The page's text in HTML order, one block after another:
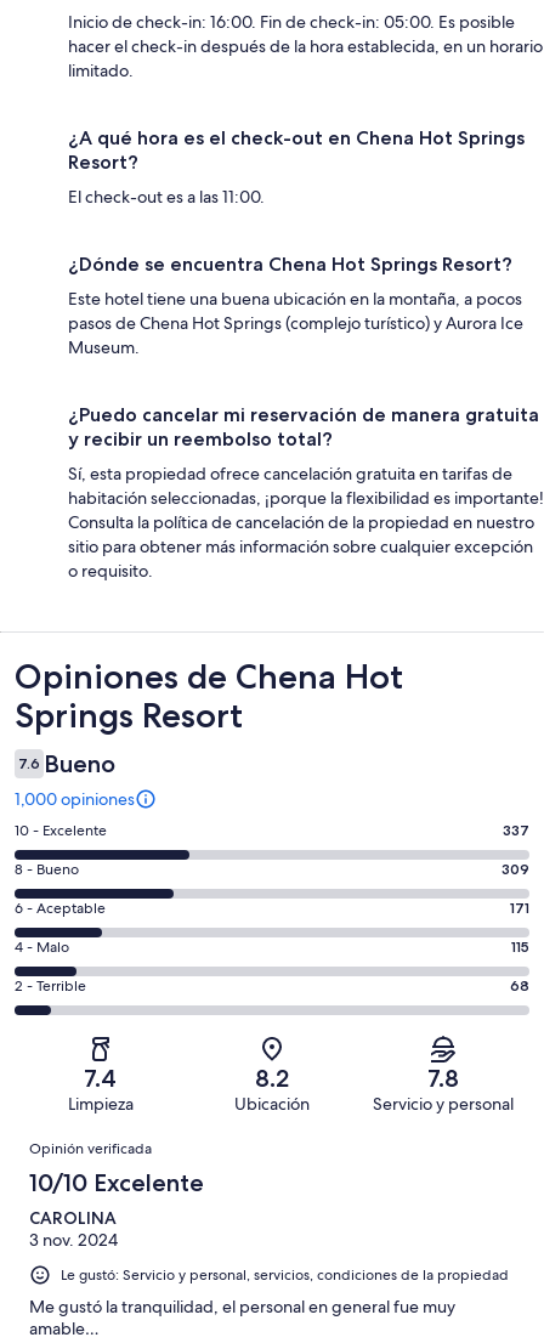
Inicio de check-in: 16:00. Fin de check-in: 05:00. Es posible
hacer el check-in después de la hora establecida, en un horario
limitado.
¿A qué hora es el check-out en Chena Hot Springs
Resort?
El check-out es a las 11:00.
¿Dónde se encuentra Chena Hot Springs Resort?
Este hotel tiene una buena ubicación en la montaña, a pocos
pasos de Chena Hot Springs (complejo turístico) y Aurora Ice
Museum.
¿Puedo cancelar mi reservación de manera gratuita
y recibir un reembolso total?
Sí, esta propiedad ofrece cancelación gratuita en tarifas de
habitación seleccionadas, ¡porque la flexibilidad es importante!
Consulta la política de cancelación de la propiedad en nuestro
sitio para obtener más información sobre cualquier excepción
o requisito.
Opiniones
Opiniones de Chena Hot
Springs Resort
7.6 Bueno
1,000 opiniones
Puntuación
de
10,
es
decir,
Excelente.
Basada
en
opiniones
10 - Excelente 337
Puntuación
de
8,
es
decir,
Bueno.
opiniones
8 - Bueno 309
Puntuación
de
6,
es
decir,
Aceptable.
de
1000
opiniones
6 - Aceptable 171
Puntuación
de
4,
Basada
115
de
opiniones
4 - Malo 115
Puntuación
de
Terrible.
Basada
68
de
1000
opiniones
2 - Terrible 68
7.4
Limpieza
8.2
Ubicación
7.8
Servicio y personal
Opiniones
Opinión verificada
10/10 Excelente
CAROLINA
3 nov. 2024
Le gustó: Servicio y personal, servicios, condiciones de la propiedad
Me gustó la tranquilidad, el personal en general fue muy
amable…